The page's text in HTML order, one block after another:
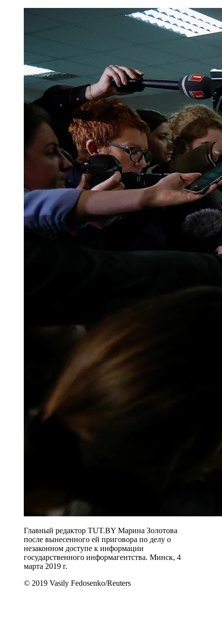
Главный редактор TUT.BY Марина Золотова
после вынесенного ей приговора по делу о
незаконном доступе к информации
государственного информагентства. Минск, 4
марта 2019 г.
© 2019 Vasily Fedosenko/Reuters